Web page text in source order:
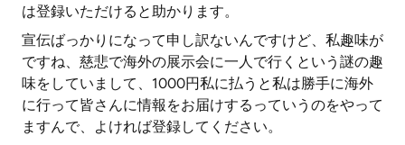
は登録いただけると助かります。
宣伝ばっかりになって申し訳ないんですけど、私趣味が
ですね、慈悲で海外の展示会に一人で行くという謎の趣
味をしていまして、1000円私に払うと私は勝手に海外
に行って皆さんに情報をお届けするっていうのをやって
ますんで、よければ登録してください。